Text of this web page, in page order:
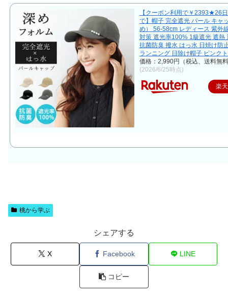
【クーポン利用で￥2393★26
で】帽子 完全遮光 パール キャ
め） 56-58cm レディース 紫外
対策 遮光率100% 1級遮光 遮熱
抗菌防臭 撥水 はっ水 日焼け防
ランニング 日除け帽子 ピンク
価格：2,990円（税込、送料無
(2026/6/25時点)
楽
桃から学ぶ
シェアする
X Facebook LINE
コピー